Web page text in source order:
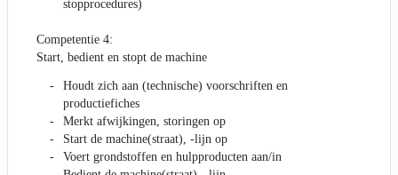
stopprocedures)
Competentie 4:
Start, bedient en stopt de machine
Houdt zich aan (technische) voorschriften en
productiefiches
Merkt afwijkingen, storingen op
Start de machine(straat), -lijn op
Voert grondstoffen en hulpproducten aan/in